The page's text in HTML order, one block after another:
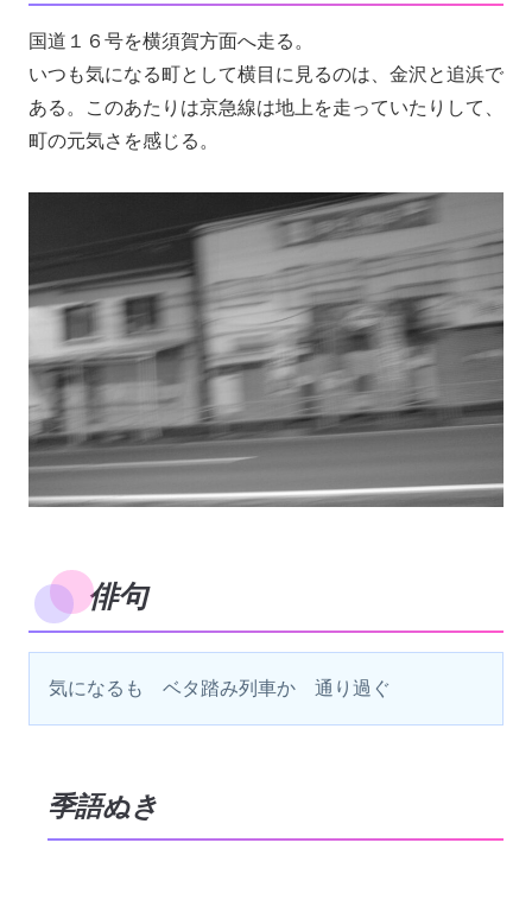
国道１６号を横須賀方面へ走る。
いつも気になる町として横目に見るのは、金沢と追浜で
ある。このあたりは京急線は地上を走っていたりして、
町の元気さを感じる。
俳句
気になるも　ベタ踏み列車か　通り過ぐ
季語ぬき